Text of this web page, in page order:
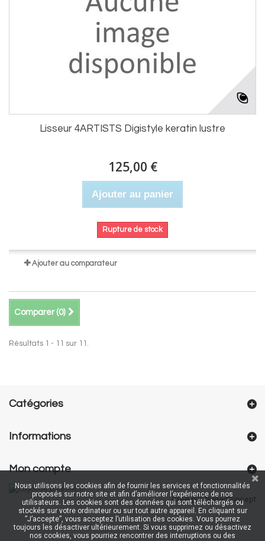
Lisseur 4ARTISTS Digistyle keratin lustre
125,00 €
Ajouter au panier
Rupture de stock
Ajouter au comparateur
Comparer (0)
Résultats 1 - 11 sur 11.
Catégories
Informations
Mon compte
Créé par NageoConcept
Nous utilisons les cookies afin de fournir les services et fonctionnalités
proposés sur notre site et afin d’améliorer l’expérience de nos
utilisateurs. Les cookies sont des données qui sont téléchargés ou
stockés sur votre ordinateur ou sur tout autre appareil. En cliquant sur
”J’accepte”, vous acceptez l’utilisation des cookies. Vous pourrez
toujours les désactiver ultérieurement. Si vous supprimez ou désactivez
nos cookies, vous pourriez rencontrer des interruptions ou des